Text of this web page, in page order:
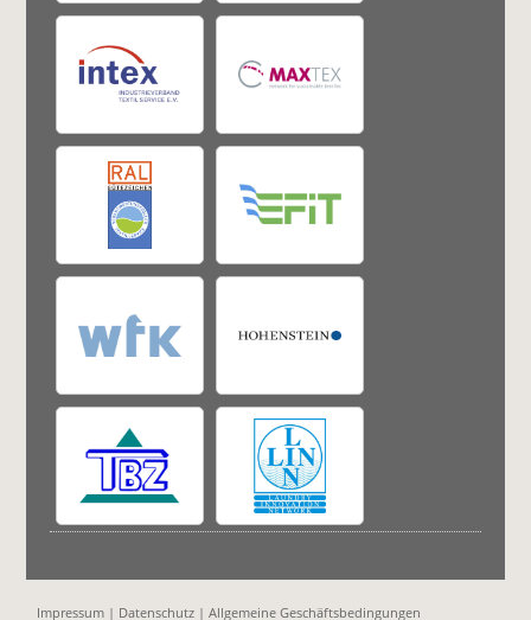
Impressum | Datenschutz |Allgemeine Geschäftsbedingungen